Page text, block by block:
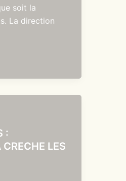
soit la
La direction
:
LES